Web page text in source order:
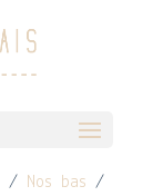
/ Nos bas /